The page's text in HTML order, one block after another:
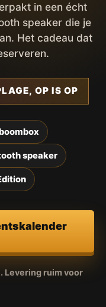
in een écht
speaker die je
Het cadeau dat
OP IS OP
speaker
Levering ruim voor